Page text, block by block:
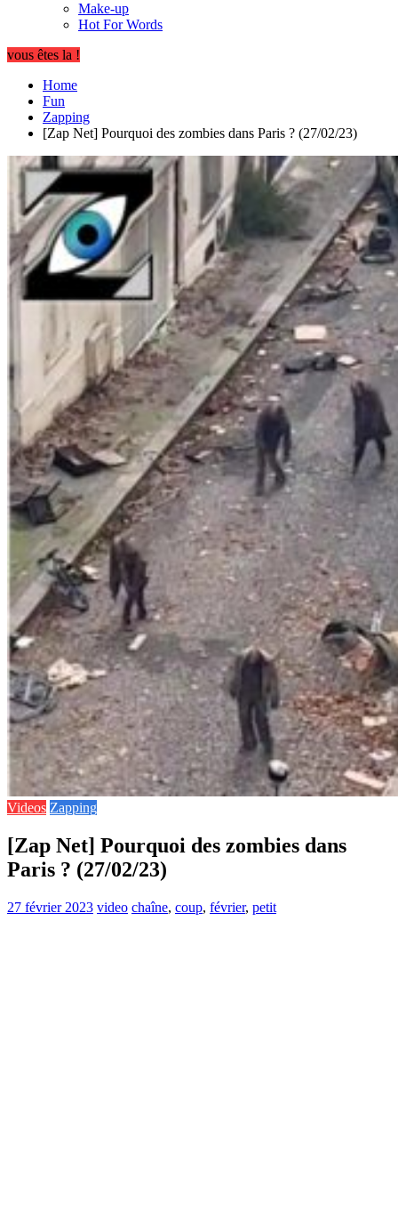
Make-up
Hot For Words
vous êtes la !
Home
Fun
Zapping
[Zap Net] Pourquoi des zombies dans Paris ? (27/02/23)
Videos Zapping
[Zap Net] Pourquoi des zombies dans
Paris ? (27/02/23)
27 février 2023 video chaîne, coup, février, petit